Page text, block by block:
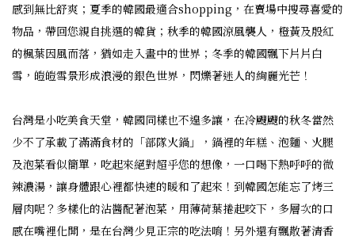
感到無比舒爽；夏季的韓國最適合shopping，在賣場中搜尋喜愛的
物品，帶回您親自挑選的韓貨；秋季的韓國涼風襲人，橙黃及殷紅
的楓葉因風而落，猶如走入畫中的世界；冬季的韓國飄下片片白
雪，皚皚雪景形成浪漫的銀色世界，閃爍著迷人的絢麗光芒！
台灣是小吃美食天堂，韓國同樣也不遑多讓，在冷颼颼的秋冬當然
少不了承載了滿滿食材的「部隊火鍋」，鍋裡的年糕、泡麵、火腿
及泡菜看似簡單，吃起來絕對超乎您的想像，一口喝下熱呼呼的微
辣濃湯，讓身體跟心裡都快速的暖和了起來！到韓國怎能忘了烤三
層肉呢？多樣化的沾醬配著泡菜，用薄荷葉捲起咬下，多層次的口
感在嘴裡化開，是在台灣少見正宗的吃法唷！另外還有飄散著清香